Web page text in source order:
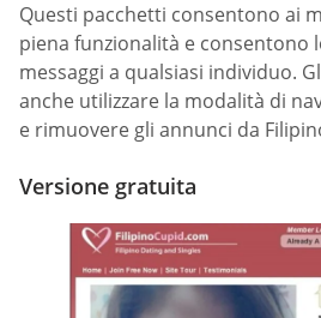
Questi pacchetti consentono ai
piena funzionalità e consentono
messaggi a qualsiasi individuo.
anche utilizzare la modalità di
e rimuovere gli annunci da
Versione gratuita